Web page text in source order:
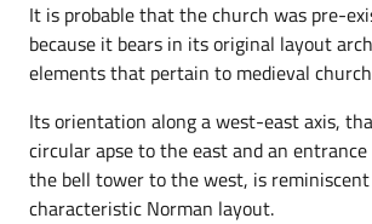
It is probable that the church was pre-
because it bears in its original layout
elements that pertain to medieval
Its orientation along a west-east axis,
circular apse to the east and an
the bell tower to the west, is
characteristic Norman layout.